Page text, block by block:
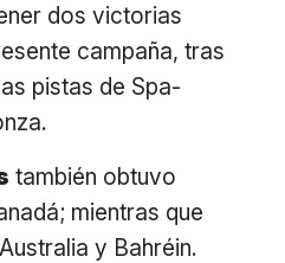
dos victorias
campaña, tras
pistas de Spa-
también obtuvo
mientras que
y Bahréin.